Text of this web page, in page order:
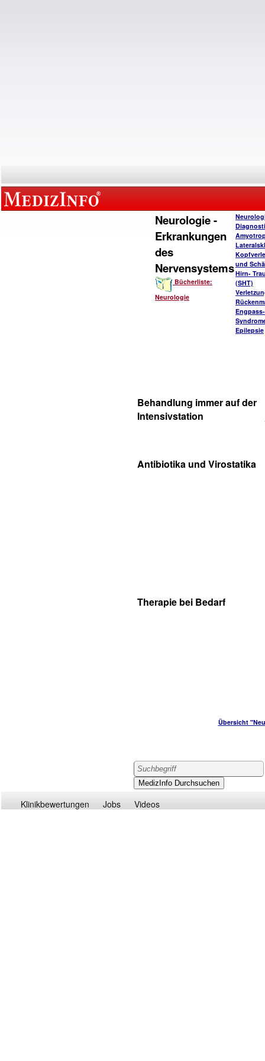
Neurologie -
Erkrankungen
des
Nervensystems
Bücherliste:
Neurologie
und
Hirn-
(SHT)
Engpass-
Epilepsie
Behandlung immer auf der
Intensivstation
Antibiotika und Virostatika
Therapie bei Bedarf
Übersicht
Klinikbewertungen Jobs Videos